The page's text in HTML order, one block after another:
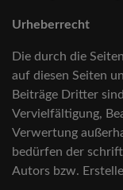
Urheberrecht
Die durch die
auf diesen Seiten
Beiträge Dritter
Vervielfältigung,
Verwertung
bedürfen der
Autors bzw.